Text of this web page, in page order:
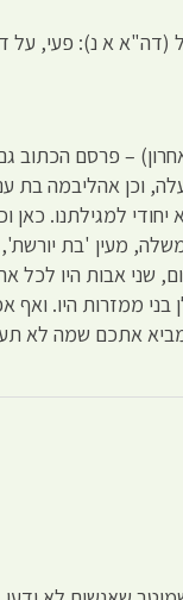
א נ): פעי, על
– פרסם הכתוב
וכן אהליבמה
למגילתנו.
מעין 'בת
שני אבות היו לכל
ממזרות היו.
אתכם שמה לא